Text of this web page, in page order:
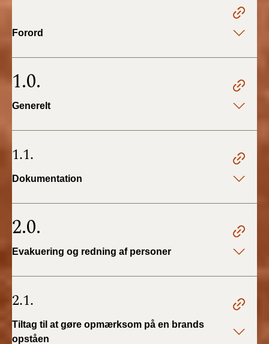
BR18 (1/1 - 30/6
2021)
2021)
2020)
BR18 (10/3-30/6
BR18 (1/1-9/3 2020)
BR18 (4/7-31/12
BR18 (1/1-4/7 2019)
Forord
1.0.
Generelt
1.1.
Dokumentation
2.0.
Evakuering og redning af personer
2.1.
Tiltag til at gøre opmærksom på en brands
opståen